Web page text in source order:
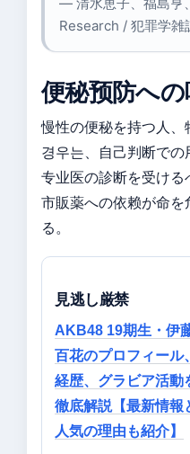
Research / 犯罪学
便秘预防へ
慢性の便秘を持つ人
경우는、自己判断での
专业医の診断を受ける
市販薬への依赖が命
る。
見逃し厳禁
AKB48 19期生・伊
百花のプロフィール、
経歴、グラビア活動
徹底解説【最新情報
人気の理由も紹介】